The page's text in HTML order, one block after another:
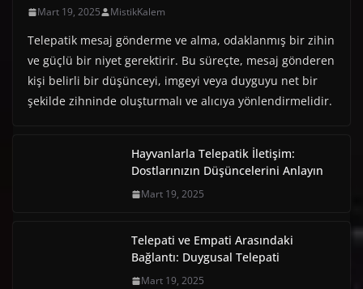
Mart 19, 2025 MistikKalem
Telepatik mesaj gönderme ve alma, odaklanmış bir zihin
ve güçlü bir niyet gerektirir. Bu süreçte, mesaj gönderen
kişi belirli bir düşünceyi, imgeyi veya duyguyu net bir
şekilde zihninde oluşturmalı ve alıcıya yönlendirmelidir.
Hayvanlarla Telepatik İletişim:
Dostlarınızın Düşüncelerini Anlayın
Mart 19, 2025
Telepati ve Empati Arasındaki
Bağlantı: Duygusal Telepati
Mart 19, 2025